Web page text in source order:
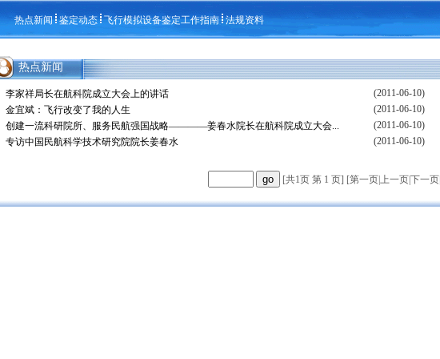
热点新闻 鉴定动态 飞行模拟设备鉴定工作指南 法规资料
热点新闻
李家祥局长在航科院成立大会上的讲话
(2011-06-10)
金宜斌：飞行改变了我的人生
(2011-06-10)
创建一流科研院所、服务民航强国战略————姜春水院长在航科院成立大会...
(2011-06-10)
专访中国民航科学技术研究院院长姜春水
(2011-06-10)
[共1页 第 1 页] [第一页上一页下一页